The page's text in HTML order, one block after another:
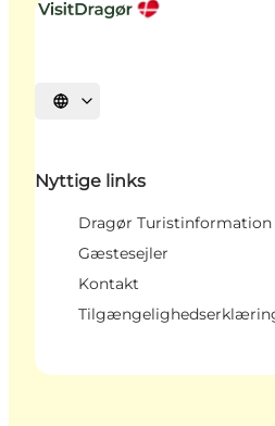
Vælg sprog
Nyttige links
Dragør Turistinformation
Gæstesejler
Kontakt